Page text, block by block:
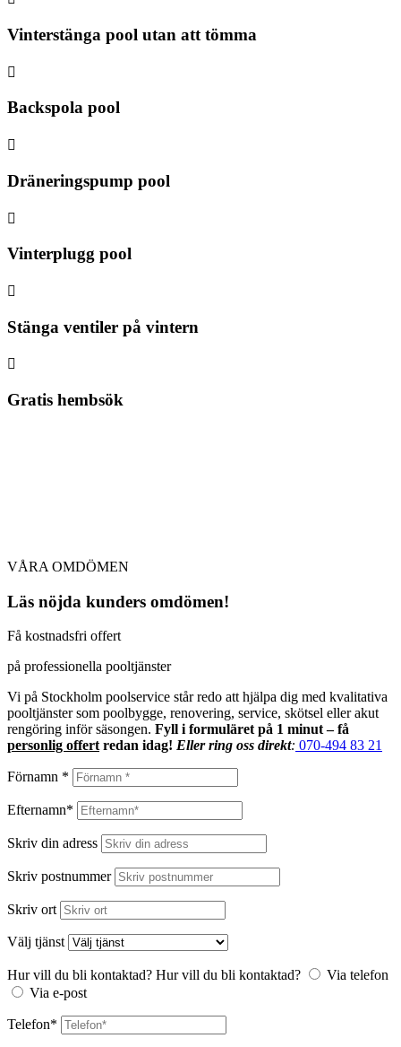
Vinterstänga pool utan att tömma

Backspola pool

Dräneringspump pool

Vinterplugg pool

Stänga ventiler på vintern

Gratis hembsök
VÅRA OMDÖMEN
Läs nöjda kunders omdömen!
Få kostnadsfri offert
på professionella pooltjänster
Vi på Stockholm poolservice står redo att hjälpa dig med kvalitativa
pooltjänster som poolbygge, renovering, service, skötsel eller akut
rengöring inför säsongen. Fyll i formuläret på 1 minut – få
personlig offert redan idag! Eller ring oss direkt: 070-494 83 21
Förnamn *
Efternamn*
Skriv din adress
Skriv postnummer
Skriv ort
Välj tjänst
Hur vill du bli kontaktad? Hur vill du bli kontaktad?
Via telefon
Via e-post
Telefon*